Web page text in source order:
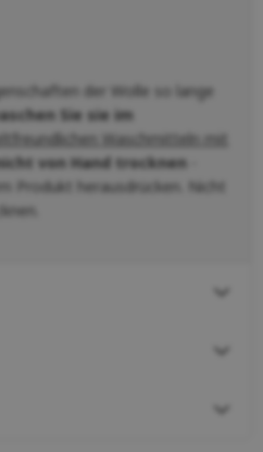
der Wolle so lange
Sie sie im
Waschmitteln mit
von Hand trocknen
Produkt herausdrücken. Nicht